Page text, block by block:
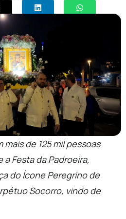
de 125 mil pessoas
Festa da Padroeira,
do Ícone Peregrino de
Socorro, vindo de